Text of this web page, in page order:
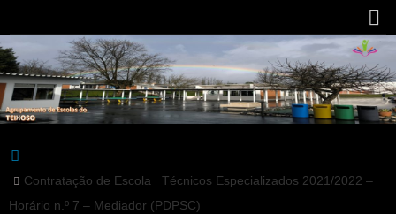
Contratação de Escola _Técnicos Especializados 2021/2022 –
Horário n.º 7 – Mediador (PDPSC)